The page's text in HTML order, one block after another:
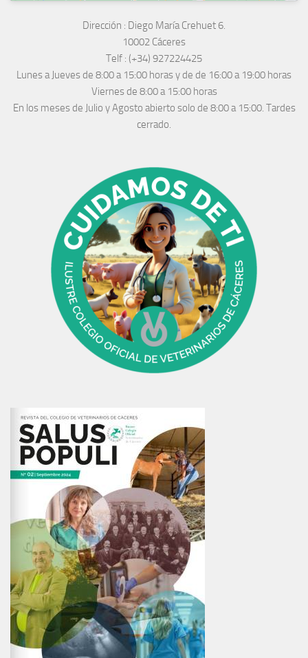
Dirección : Diego María Crehuet 6.
10002 Cáceres
Telf : (+34) 927224425
Lunes a Jueves de 8:00 a 15:00 horas y de de 16:00 a 19:00 horas
Viernes de 8:00 a 15:00 horas
En los meses de Julio y Agosto abierto solo de 8:00 a 15:00. Tardes
cerrado.